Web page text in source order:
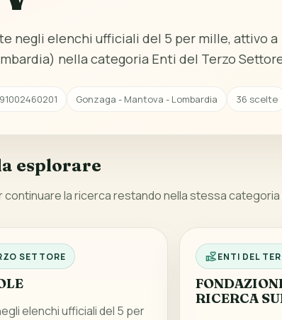
negli elenchi ufficiali del 5 per mille, attivo a
nella categoria Enti del Terzo
Gonzaga - Mantova - Lombardia 36 scelte
esplorare
continuare la ricerca restando nella stessa
SETTORE
elenchi ufficiali del 5 per
ENTI DEL
RICERCA